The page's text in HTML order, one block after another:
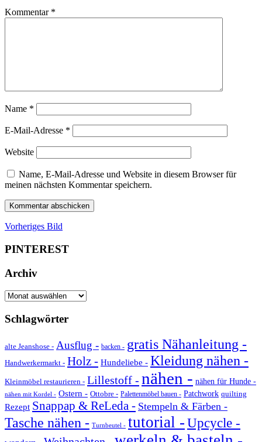
Kommentar *
Name *
E-Mail-Adresse *
Website
Name, E-Mail-Adresse und Website in diesem Browser für
meinen nächsten Kommentar speichern.
Vorheriges Bild
PINTEREST
Archiv
Archiv
Schlagwörter
alte Jeanshose - Ausflug - backen - gratis Nähanleitung -
Handwerkermarkt - Holz - Hundeliebe - Kleidung nähen -
Kleinmöbel restaurieren - Lillestoff - nähen - nähen für Hunde -
nähen mit Kordel - Ostern - Ottobre - Palettenmöbel bauen - Patchwork quilting
Rezept Snappap & ReLeda - Stempeln & Färben -
Tasche nähen - Turnbeutel - tutorial -Upcycle -